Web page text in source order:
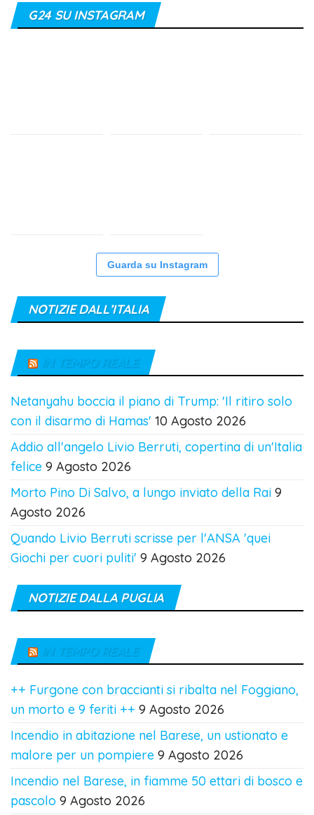
G24 SU INSTAGRAM
Guarda su Instagram
NOTIZIE DALL’ITALIA
IN TEMPO REALE
Netanyahu boccia il piano di Trump: 'Il ritiro solo
con il disarmo di Hamas' 10 Agosto 2026
Addio all'angelo Livio Berruti, copertina di un'Italia
felice 9 Agosto 2026
Morto Pino Di Salvo, a lungo inviato della Rai 9
Agosto 2026
Quando Livio Berruti scrisse per l'ANSA 'quei
Giochi per cuori puliti' 9 Agosto 2026
NOTIZIE DALLA PUGLIA
IN TEMPO REALE
++ Furgone con braccianti si ribalta nel Foggiano,
un morto e 9 feriti ++ 9 Agosto 2026
Incendio in abitazione nel Barese, un ustionato e
malore per un pompiere 9 Agosto 2026
Incendio nel Barese, in fiamme 50 ettari di bosco e
pascolo 9 Agosto 2026